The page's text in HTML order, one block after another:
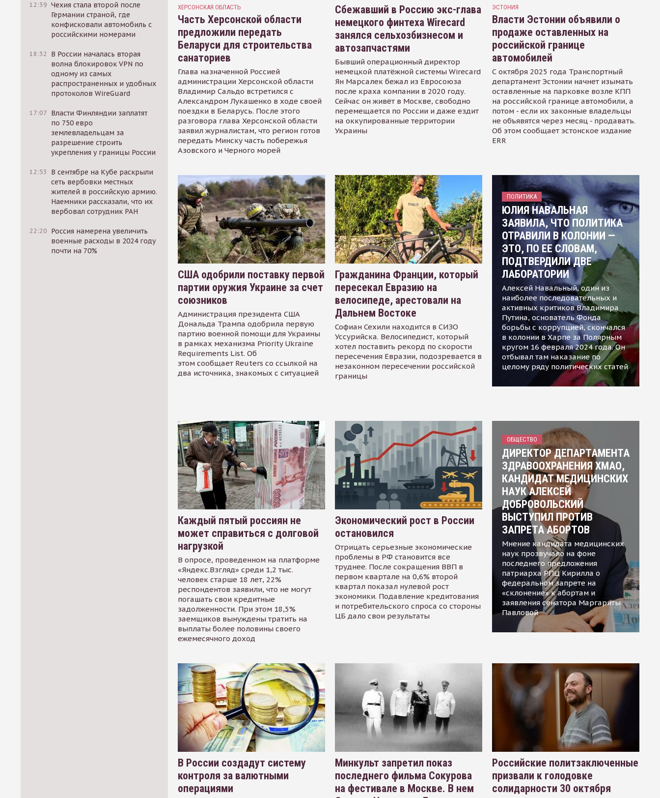
12:39 Чехия стала второй после
Германии страной, где
конфисковали автомобиль с
российскими номерами
18:32
В России началась вторая
волна блокировок VPN по
одному из самых
распространенных и удобных
протоколов WireGuard
17:07 Власти Финляндии заплатят
по 750 евро
землевладельцам за
разрешение строить
укрепления у границы России
12:53
В сентябре на Кубе раскрыли
сеть вербовки местных
жителей в российскую армию.
Наемники рассказали, что их
вербовал сотрудник РАН
22:20 Россия намерена увеличить
военные расходы в 2024 году
почти на 70%
ХЕРСОНСКАЯ ОБЛАСТЬ
Часть Херсонской области
предложили передать
Беларуси для строительства
санаториев
Глава назначенной Россией
администрации Херсонской области
Владимир Сальдо встретился с
Александром Лукашенко в ходе своей
поездки в Беларусь. После этого
разговора глава Херсонской области
заявил журналистам, что регион готов
передать Минску часть побережья
Азовского и Черного морей
Сбежавший в Россию экс-глава
немецкого финтеха Wirecard
занялся сельхозбизнесом и
автозапчастями
Бывший операционный директор
немецкой платёжной системы Wirecard
Ян Марсалек бежал из Евросоюза
после краха компании в 2020 году.
Сейчас он живёт в Москве, свободно
перемещается по России и даже ездит
на оккупированные территории
Украины
ЭСТОНИЯ
Власти Эстонии объявили о
продаже оставленных на
российской границе
автомобилей
С октября 2025 года Транспортный
департамент Эстонии начнет изымать
оставленные на парковке возле КПП
на российской границе автомобили, а
потом - если их законные владельцы
не объявятся через месяц - продавать.
Об этом сообщает эстонское издание
ERR
США одобрили поставку первой
партии оружия Украине за счет
союзников
Администрация президента США
Дональда Трампа одобрила первую
партию военной помощи для Украины
в рамках механизма Priority Ukraine
Requirements List. Об
этом сообщает Reuters со ссылкой на
два источника, знакомых с ситуацией
Гражданина Франции, который
пересекал Евразию на
велосипеде, арестовали на
Дальнем Востоке
Софиан Сехили находится в СИЗО
Уссурийска. Велосипедист, который
хотел поставить рекорд по скорости
пересечения Евразии, подозревается в
незаконном пересечении российской
границы
ПОЛИТИКА
ЮЛИЯ НАВАЛЬНАЯ
ЗАЯВИЛА, ЧТО ПОЛИТИКА
ОТРАВИЛИ В КОЛОНИИ —
ЭТО, ПО ЕЕ СЛОВАМ,
ПОДТВЕРДИЛИ ДВЕ
ЛАБОРАТОРИИ
Алексей Навальный, один из
наиболее последовательных и
активных критиков Владимира
Путина, основатель Фонда
борьбы с коррупцией, скончался
в колонии в Харпе за Полярным
кругом 16 февраля 2024 года. Он
отбывал там наказание по
целому ряду политических статей
Каждый пятый россиян не
может справиться с долговой
нагрузкой
В опросе, проведенном на платформе
«Яндекс.Взгляд» среди 1,2 тыс.
человек старше 18 лет, 22%
респондентов заявили, что не могут
погашать свои кредитные
задолженности. При этом 18,5%
заемщиков вынуждены тратить на
выплаты более половины своего
ежемесячного доход
Экономический рост в России
остановился
Отрицать серьезные экономические
проблемы в РФ становится все
труднее. После сокращения ВВП в
первом квартале на 0,6% второй
квартал показал нулевой рост
экономики. Подавление кредитования
и потребительского спроса со стороны
ЦБ дало свои результаты
ОБЩЕСТВО
ДИРЕКТОР ДЕПАРТАМЕНТА
ЗДРАВООХРАНЕНИЯ ХМАО,
КАНДИДАТ МЕДИЦИНСКИХ
НАУК АЛЕКСЕЙ
ДОБРОВОЛЬСКИЙ
ВЫСТУПИЛ ПРОТИВ
ЗАПРЕТА АБОРТОВ
Мнение кандидата медицинских
наук прозвучало на фоне
последнего предложения
патриарха РПЦ Кирилла о
федеральном запрете на
«склонение» к абортам и
заявления сенатора Маргариты
Павловой
В России создадут систему
контроля за валютными
операциями
Минкульт запретил показ
последнего фильма Сокурова
на фестивале в Москве. В нем
Российские политзаключенные
призвали к голодовке
солидарности 30 октября